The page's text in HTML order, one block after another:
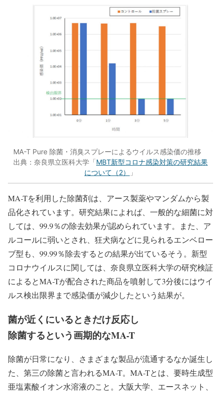
MA-T Pure 除菌・消臭スプレーによるウイルス感染価の推移
出典：奈良県立医科大学「MBT新型コロナ感染対策の研究結果
について（2）
」
MA-Tを利用した除菌剤は、アース製薬やマンダムから製
品化されています。研究結果によれば、一般的な細菌に対
しては、99.9％の除去効果が認められています。また、ア
ルコールに弱いとされ、狂犬病などに見られるエンベロー
ブ型も、99.99％除去するとの結果が出ているそう。新型
コロナウイルスに関しては、奈良県立医科大学の研究検証
によるとMA-Tが配合された商品を噴射して3分後にはウイ
ルス検出限界まで感染価が減少したという結果が。
菌が近くにいるときだけ反応し
除菌するという画期的なMA-T
除菌が日常になり、さまざまな製品が流通するなか誕生し
た、第三の除菌と言われるMA-T。MA-Tとは、要時生成型
亜塩素酸イオン水溶液のこと。大阪大学、エースネット、